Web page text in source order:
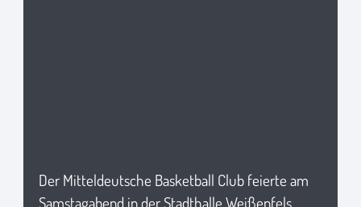
Der Mitteldeutsche Basketball Club feierte am
Samstagabend in der Stadthalle Weißenfels